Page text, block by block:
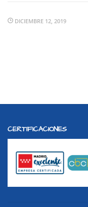
DICIEMBRE 12, 2019
CERTIFICACIONES